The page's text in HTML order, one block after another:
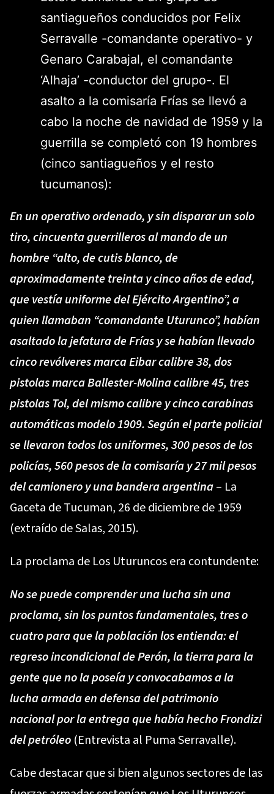
santiagueños conducidos por Felix
Serravalle -comandante operativo- y
Genaro Carabajal, el comandante
‘Alhaja’ -conductor del grupo-. El
asalto a la comisaría Frías se llevó a
cabo la noche de navidad de 1959 y la
guerrilla se completó con 19 hombres
(cinco santiagueños y el resto
tucumanos):
En un operativo ordenado, y sin disparar un solo
tiro, cincuenta guerrilleros al mando de un
hombre “alto, de cutis blanco, de
aproximadamente treinta y cinco años de edad,
que vestía uniforme del Ejército Argentino”, a
quien llamaban “comandante Uturunco”, habían
asaltado la jefatura de Frías y se habían llevado
cinco revólveres marca Eibar calibre 38, dos
pistolas marca Ballester-Molina calibre 45, tres
pistolas Tol, del mismo calibre y cinco carabinas
automáticas modelo 1909. Según el parte policial
se llevaron todos los uniformes, 300 pesos de los
policías, 560 pesos de la comisaría y 27 mil pesos
del camionero y una bandera argentina– La
Gaceta de Tucuman, 26 de diciembre de 1959
(extraído de Salas, 2015).
La proclama de Los Uturuncos era contundente:
No se puede comprender una lucha sin una
proclama, sin los puntos fundamentales, tres o
cuatro para que la población los entienda: el
regreso incondicional de Perón, la tierra para la
gente que no la poseía y convocabamos a la
lucha armada en defensa del patrimonio
nacional por la entrega que había hecho Frondizi
del petróleo (Entrevista al Puma Serravalle).
Cabe destacar que si bien algunos sectores de las